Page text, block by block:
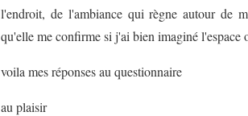
l'endroit, de l'ambiance qui règne autour de
qu'elle me confirme si j'ai bien imaginé l'espace
voila mes réponses au questionnaire
au plaisir